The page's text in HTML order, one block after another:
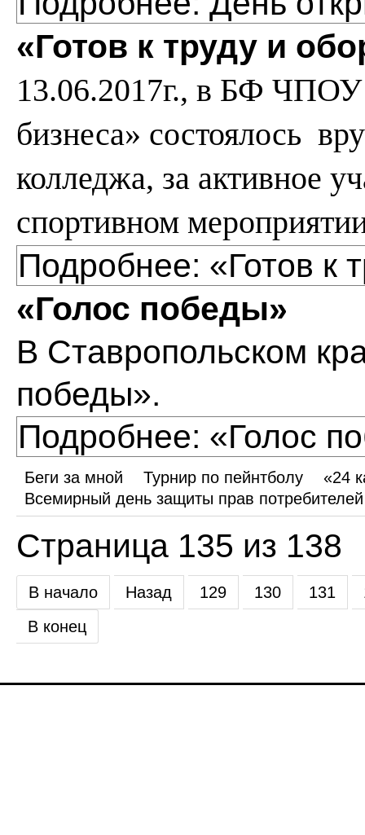
«Готов к труду и
13.06.2017г., в БФ
бизнеса» состоялось
колледжа, за активное
спортивном
Подробнее: «Готов к
«Голос победы»
В Ставропольском
победы».
Подробнее: «Голос
Беги за мной Турнир по пейнтболу
«24
Всемирный день защиты прав потребителей
Страница 135 из 138
В начало Назад 129 130 131
В конец